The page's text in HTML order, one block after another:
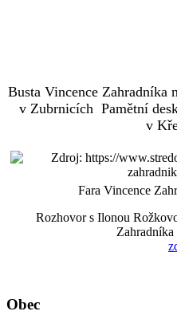
Busta Vincence Zahradníka
v Zubrnicích Pamětní
v
Fara Vincence
Rozhovor s Ilonou
Obec